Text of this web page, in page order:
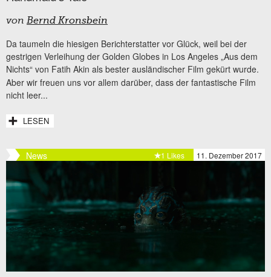
von Bernd Kronsbein
Da taumeln die hiesigen Berichterstatter vor Glück, weil bei der
gestrigen Verleihung der Golden Globes in Los Angeles „Aus dem
Nichts“ von Fatih Akin als bester ausländischer Film gekürt wurde.
Aber wir freuen uns vor allem darüber, dass der fantastische Film
nicht leer...
LESEN
News 11. Dezember 2017
1 Likes